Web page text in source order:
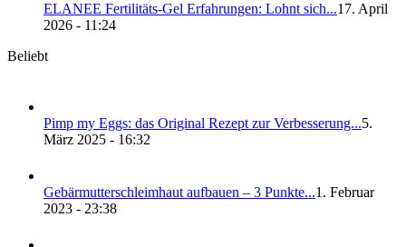
ELANEE Fer­ti­li­täts-Gel Erfah­run­gen: Lohnt sich...17. April
2026 - 11:24
Beliebt
Pimp my Eggs: das Ori­gi­nal Rezept zur Ver­bes­se­rung...5.
März 2025 - 16:32
Gebär­mut­ter­schleim­haut auf­bau­en – 3 Punk­te...1. Februar
2023 - 23:38